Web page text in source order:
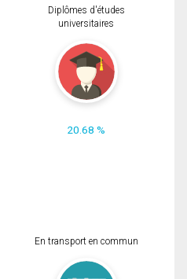
Diplômes d'études
universitaires
20.68 %
En transport en commun